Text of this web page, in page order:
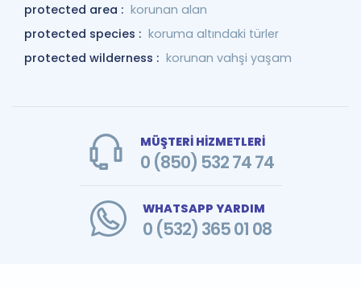
protected area : korunan alan
protected species : koruma altındaki türler
protected wilderness : korunan vahşi yaşam
MÜŞTERİ HİZMETLERİ
0 (850) 532 74 74
WHATSAPP YARDIM
0 (532) 365 01 08